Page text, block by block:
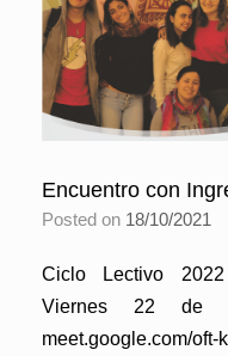
Encuentro con
Posted on 18/10/2021
Ciclo Lectivo
Viernes 22 de